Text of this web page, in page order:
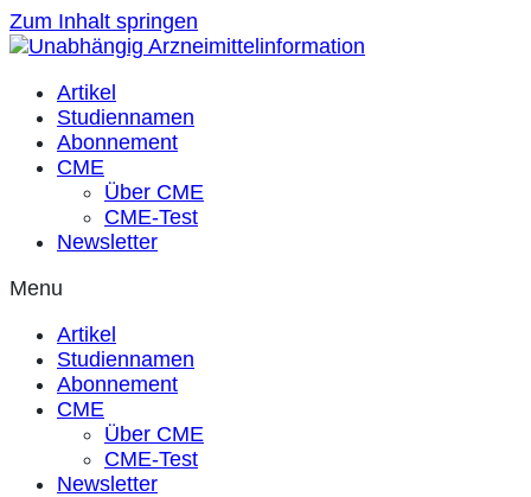
Zum Inhalt springen
Artikel
Studiennamen
Abonnement
CME
Über CME
CME-Test
Newsletter
Menu
Artikel
Studiennamen
Abonnement
CME
Über CME
CME-Test
Newsletter